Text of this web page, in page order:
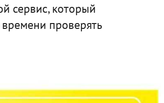
сервис, который
проверять